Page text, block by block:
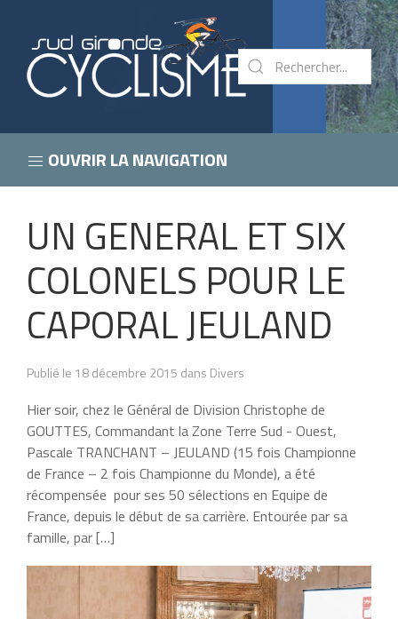
OUVRIR LA NAVIGATION
UN GENERAL ET ​SIX​
COLONELS POUR LE
CAPORAL JEULAND
Publié le 18 décembre 2015 dans Divers
Hier soir, chez le Général de Division Christophe de
GOUTTES, Commandant la Zone Terre Sud ​-​ Ouest,
Pascale TRANCHANT – JEULAND (15 fois Championne
de France – 2 fois Championne du Monde), a ​été
récompensée ​ pour ses 50 sélections en Equipe de
France, depuis le début de sa carrière. Entourée par sa
famille, par […]